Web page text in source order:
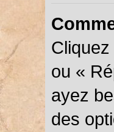
ou «
ayez
des